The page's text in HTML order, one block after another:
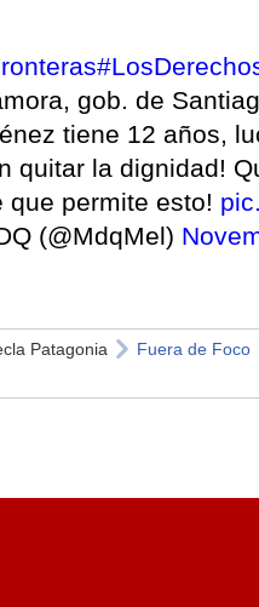
gob. de
tiene 12 años,
quitar la dignidad!
que permite esto!
(@MdqMel)
Patagonia Fuera de Foco